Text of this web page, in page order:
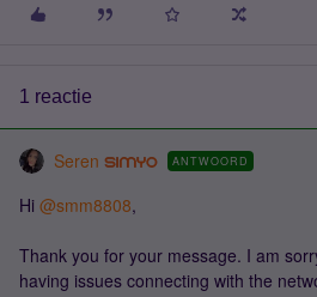
1 reactie
Seren ANTWOORD
Hi @smm8808,
Thank you for your message. I am
having issues connecting with the